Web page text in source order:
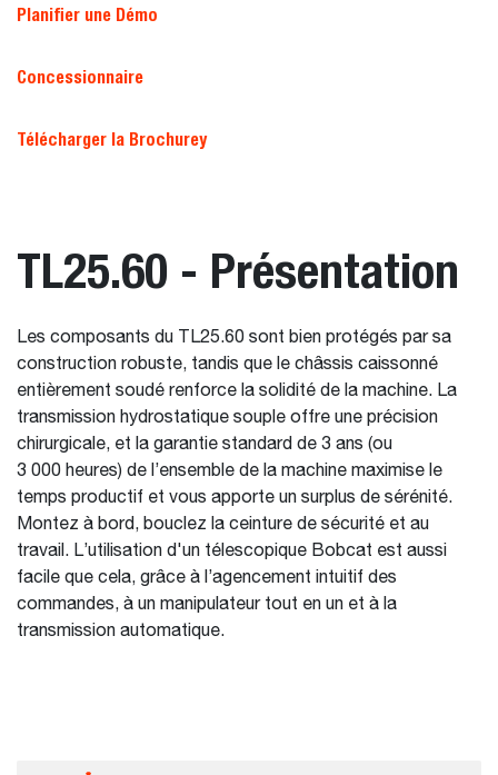
Planifier une Démo
Concessionnaire
Télécharger la Brochurey
TL25.60 - Présentation
Les composants du TL25.60 sont bien protégés par sa
construction robuste, tandis que le châssis caissonné
entièrement soudé renforce la solidité de la machine. La
transmission hydrostatique souple offre une précision
chirurgicale, et la garantie standard de 3 ans (ou
3 000 heures) de l’ensemble de la machine maximise le
temps productif et vous apporte un surplus de sérénité.
Montez à bord, bouclez la ceinture de sécurité et au
travail. L’utilisation d'un télescopique Bobcat est aussi
facile que cela, grâce à l’agencement intuitif des
commandes, à un manipulateur tout en un et à la
transmission automatique.